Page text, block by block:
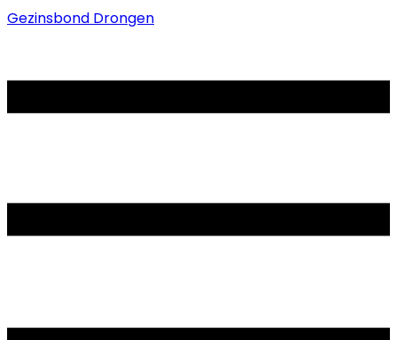
Gezinsbond Drongen